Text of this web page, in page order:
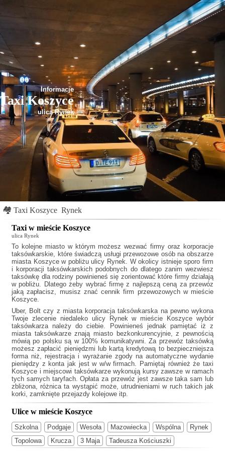
Informacje
Taxi Koszyce
ulica Rynek
🏘 Taxi Koszyce Rynek
Taxi w mieście Koszyce
ulica Rynek
To kolejne miasto w którym możesz wezwać firmy oraz korporacje
taksówkarskie, które świadczą usługi przewozowe osób na obszarze
miasta Koszyce w pobliżu ulicy Rynek. W okolicy istnieje sporo firm
i korporacji taksówkarskich podobnych do dlatego zanim wezwiesz
taksówkę dla rodziny powinieneś się zorientować które firmy działają
w pobliżu. Dlatego żeby wybrać firmę z najlepszą ceną za przewóz
jaką zapłacisz, musisz znać cennik firm przewozowych w mieście
Koszyce.
Uber, Bolt czy z miasta korporacja taksówkarska na pewno wykona
Twoje zlecenie niedaleko ulicy Rynek w mieście Koszyce wybór
taksówkarza należy do ciebie. Powinieneś jednak pamiętać iż z
miasta taksówkarze znają miasto bezkonkurencyjnie, z pewnością
mówią po polsku są w 100% komunikatywni. Za przewóz taksówką
możesz zapłacić pieniędzmi lub kartą kredytową to bezpieczniejsza
forma niż, rejestracja i wyrażanie zgody na automatyczne wydanie
pieniędzy z konta jak jest w w/w firmach. Pamiętaj również że taxi
Koszyce i miejscowi taksówkarze wykonują kursy zawsze w ramach
tych samych taryfach. Opłata za przewóz jest zawsze taka sam lub
zbliżona, różnica ta wystąpić może, utrudnieniami w ruch takich jak
korki, zamknięte przejazdy kolejowe itp.
Ulice w mieście Koszyce
Szkolna Podgaje Wesoła Mazowiecka Wspólna
Rynek
Topolowa
Krucza 3 Maja Tadeusza Kościuszki